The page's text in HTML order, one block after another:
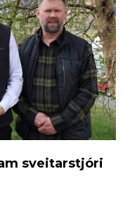
sveitarstjóri